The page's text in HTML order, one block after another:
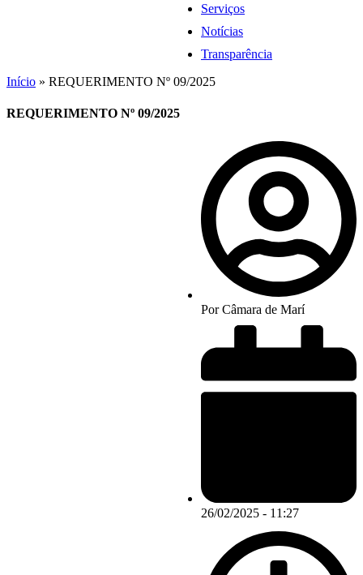
Serviços
Notícias
Transparência
Início » REQUERIMENTO Nº 09/2025
REQUERIMENTO Nº 09/2025
PorCâmara de Marí
26/02/2025 - 11:27